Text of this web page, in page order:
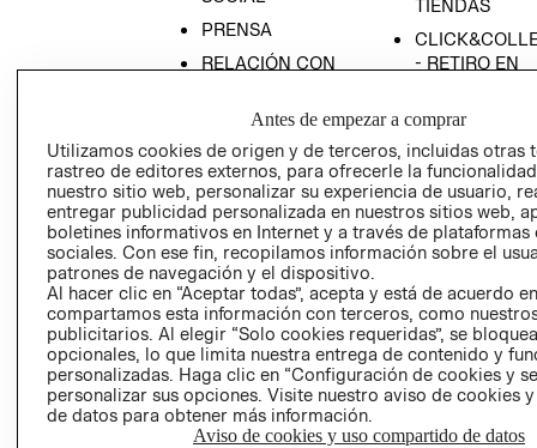
PRENSA
RELACIÓN CON
POLÍTICA
EMPRESARIAL
TIENDAS
- RETIRO EN
TÉRMINOS Y
CONDICIONES
AVISO DE
PRIVACIDAD
GIFT CARD
COOKIES
Antes de empezar a comprar
Utilizamos cookies de origen y de terceros, incluidas otras
rastreo de editores externos, para ofrecerle la
nuestro sitio web, personalizar su experiencia de usuario,
entregar publicidad personalizada en nuestros sitios web,
boletines informativos en Internet y a través de plataformas
sociales. Con ese fin, recopilamos información sobre el
patrones de navegación y el dispositivo.
Al hacer clic en “Aceptar todas”, acepta y está de acuerdo
compartamos esta información con terceros, como
publicitarios. Al elegir “Solo cookies requeridas”, se
opcionales, lo que limita nuestra entrega de contenido y
personalizadas. Haga clic en “Configuración de cookies y
personalizar sus opciones. Visite nuestro aviso de cookies
de datos para obtener más información.
Aviso de cookies y uso compartido de datos